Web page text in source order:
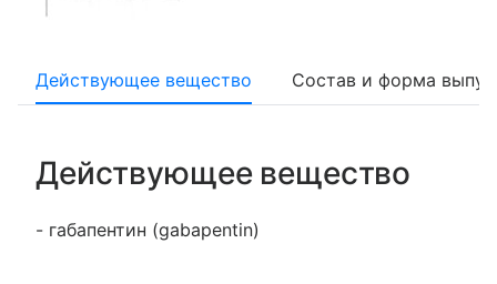
Действующее вещество Состав и форма
Действующее вещество
- габапентин (gabapentin)